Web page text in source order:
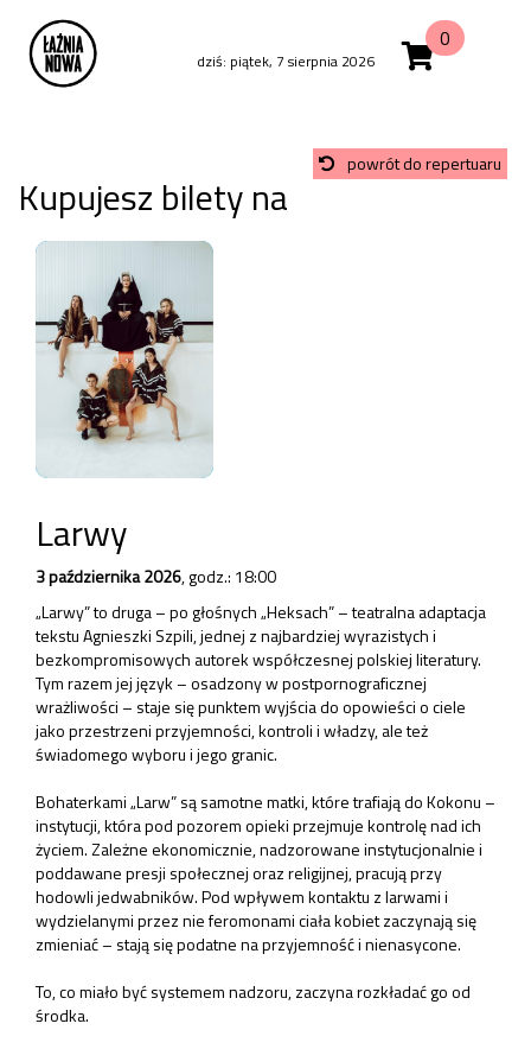
dziś: piątek, 7 sierpnia 2026
0
powrót do repertuaru
Kupujesz bilety na
Larwy
3 października 2026,godz.: 18:00
„Larwy” to druga – po głośnych „Heksach” – teatralna adaptacja
tekstu Agnieszki Szpili, jednej z najbardziej wyrazistych i
bezkompromisowych autorek współczesnej polskiej literatury.
Tym razem jej język – osadzony w postpornograficznej
wrażliwości – staje się punktem wyjścia do opowieści o ciele
jako przestrzeni przyjemności, kontroli i władzy, ale też
świadomego wyboru i jego granic.
Bohaterkami „Larw” są samotne matki, które trafiają do Kokonu –
instytucji, która pod pozorem opieki przejmuje kontrolę nad ich
życiem. Zależne ekonomicznie, nadzorowane instytucjonalnie i
poddawane presji społecznej oraz religijnej, pracują przy
hodowli jedwabników. Pod wpływem kontaktu z larwami i
wydzielanymi przez nie feromonami ciała kobiet zaczynają się
zmieniać – stają się podatne na przyjemność i nienasycone.
To, co miało być systemem nadzoru, zaczyna rozkładać go od
środka.